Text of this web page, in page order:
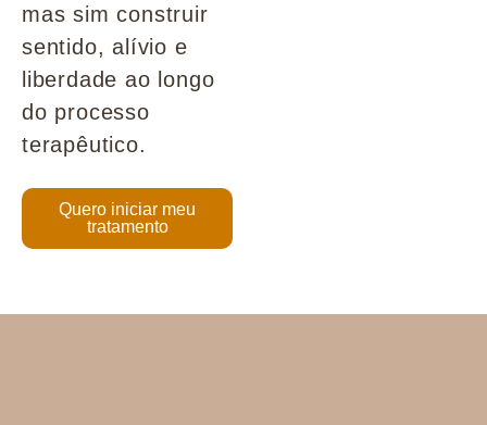
mas sim construir
sentido, alívio e
liberdade ao longo
do processo
terapêutico.
Quero iniciar meu
tratamento